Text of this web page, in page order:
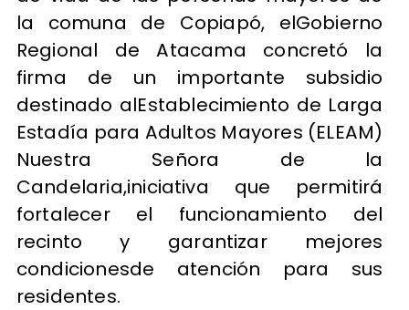
la comuna de Copiapó, elGobierno
Regional de Atacama concretó la
firma de un importante subsidio
destinado alEstablecimiento de Larga
Estadía para Adultos Mayores (ELEAM)
Nuestra Señora de la
Candelaria,iniciativa que permitirá
fortalecer el funcionamiento del
recinto y garantizar mejores
condicionesde atención para sus
residentes.